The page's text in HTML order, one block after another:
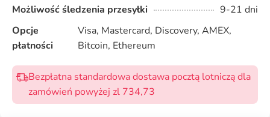
Możliwość śledzenia przesyłki
9-21 dni
Opcje
płatności
Visa, Mastercard, Discovery, AMEX,
Bitcoin, Ethereum
Bezpłatna standardowa dostawa pocztą lotniczą dla
zamówień powyżej zl 734,73